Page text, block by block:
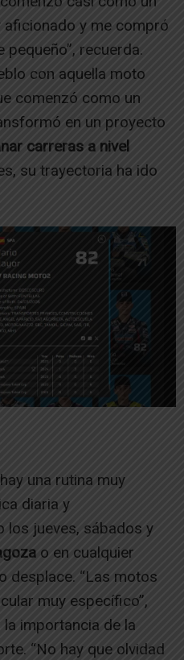
aficionado y me compró
recuerda.
con aquella moto
comenzó como un
en un proyecto
carreras a nivel
su trayectoria ha ido
una rutina muy
diaria y
los jueves, sábados y
o en cualquier
desplace. “Las motos
muy específico”,
importancia de la
“No hay que olvidad